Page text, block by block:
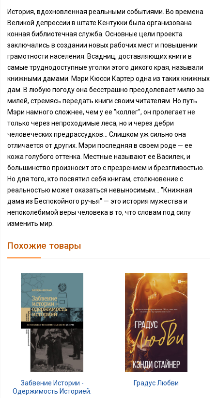
История, вдохновленная реальными событиями. Во времена
Великой депрессии в штате Кентукки была организована
конная библиотечная служба. Основные цели проекта
заключались в создании новых рабочих мест и повышении
грамотности населения. Всадниц, доставляющих книги в
самые труднодоступные уголки этого дикого края, называли
книжными дамами. Мэри Кюсси Картер одна из таких книжных
дам. В любую погоду она бесстрашно преодолевает милю за
милей, стремясь передать книги своим читателям. Но путь
Мэри намного сложнее, чем у ее "коллег", он пролегает не
только через непроходимые леса, но и через дебри
человеческих предрассудков... Слишком уж сильно она
отличается от других. Мэри последняя в своем роде — ее
кожа голубого оттенка. Местные называют ее Василек, и
большинство произносит это с презрением и брезгливостью.
Но для того, кто посвятил себя книгам, столкновение с
реальностью может оказаться невыносимым… "Книжная
дама из Беспокойного ручья" — это история мужества и
непоколебимой веры человека в то, что словам под силу
изменить мир.
Похожие товары
Забвение Истории -
Одержимость Историей.
Градус Любви